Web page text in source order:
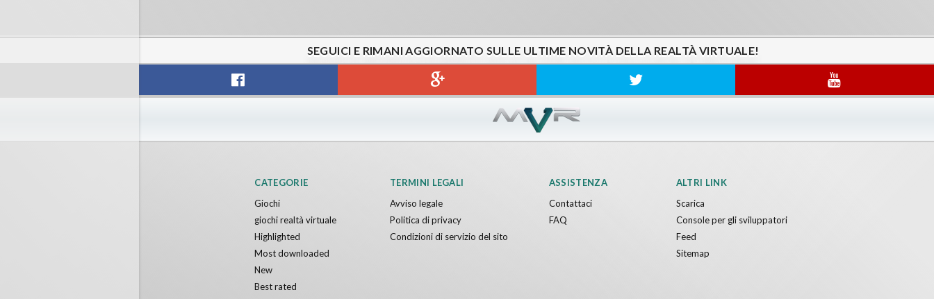
SEGUICI E RIMANI AGGIORNATO SULLE ULTIME NOVITÀ DELLA REALTÀ VIRTUALE!
CATEGORIE
Giochi
giochi realtà virtuale
Highlighted
Most downloaded
New
Best rated
TERMINI LEGALI
Avviso legale
Politica di privacy
Condizioni di servizio del sito
ASSISTENZA
Contattaci
FAQ
ALTRI LINK
Scarica
Console per gli sviluppatori
Feed
Sitemap